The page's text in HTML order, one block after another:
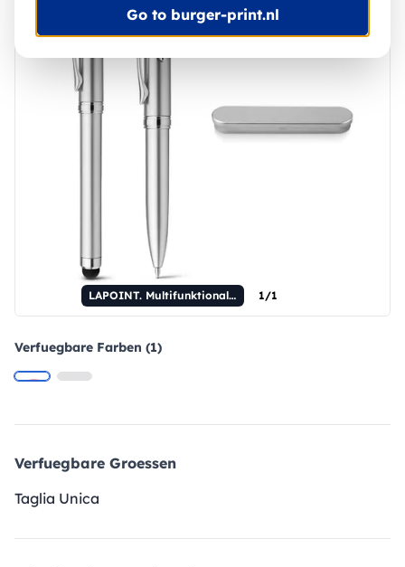
Go to burger-print.nl
LAPOINT. Multifunktionaler Metallkugelschreiber 1/1
Verfuegbare Farben (1)
Verfuegbare Groessen
Taglia Unica